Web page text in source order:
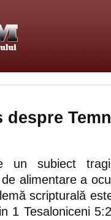
despre
un subiect
alimentare a
scripturală
1 Tesaloniceni